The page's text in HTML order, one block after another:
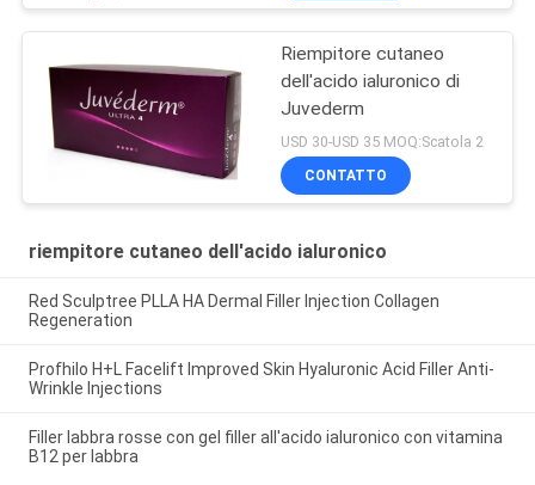
Riempitore cutaneo
dell'acido ialuronico di
Juvederm
USD 30-USD 35 MOQ:Scatola 2
CONTATTO
riempitore cutaneo dell'acido ialuronico
Red Sculptree PLLA HA Dermal Filler Injection Collagen
Regeneration
Profhilo H+L Facelift Improved Skin Hyaluronic Acid Filler Anti-
Wrinkle Injections
Filler labbra rosse con gel filler all'acido ialuronico con vitamina
B12 per labbra